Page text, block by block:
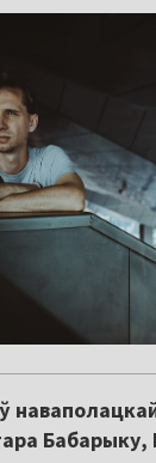
Бабарыку,